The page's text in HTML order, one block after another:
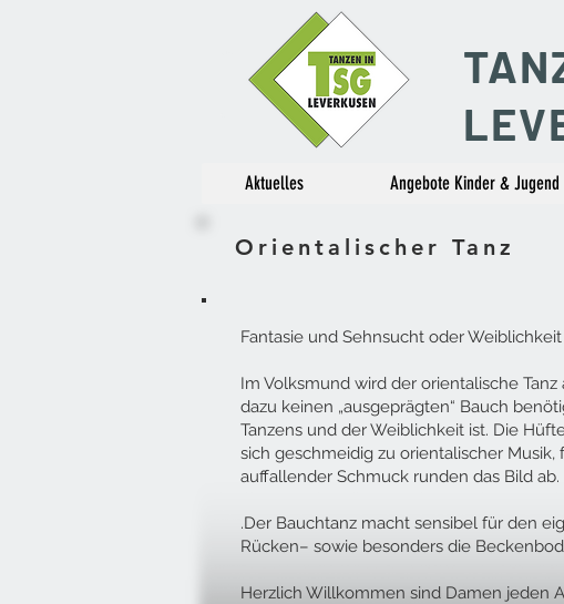
Aktuelles Angebote Kinder & Jugend
Orientalischer Tanz
Fantasie und Sehnsucht oder
Im Volksmund wird der orientalische Tanz
dazu keinen „ausgeprägten“ Bauch
Tanzens und der Weiblichkeit ist. Die
sich geschmeidig zu orientalischer
auffallender Schmuck runden das Bild ab.
.Der Bauchtanz macht sensibel für den
Rücken– sowie besonders die
Herzlich Willkommen sind Damen jeden